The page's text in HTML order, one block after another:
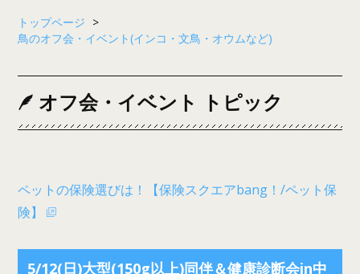
トップページ >
鳥のオフ会・イベント(インコ・文鳥・オウムなど)
オフ会・イベント トピック
ペットの保険選びは！【保険スクエアbang！/ペット保
険】
5/12(日)大型(150g以上)同伴＆健康診断会in中